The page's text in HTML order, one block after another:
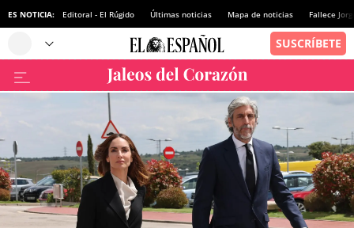
ES NOTICIA: Editoral - El Rúgido Últimas noticias Mapa de noticias Fallece